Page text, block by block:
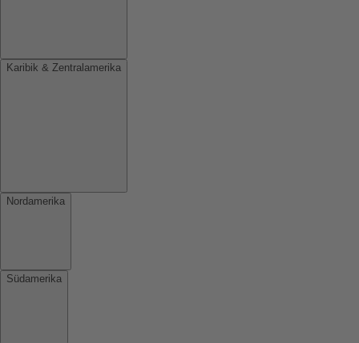
Karibik & Zentralamerika
Nordamerika
Südamerika